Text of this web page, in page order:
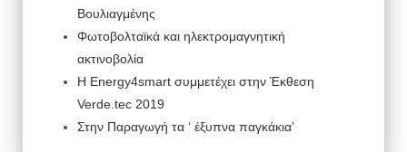
Βουλιαγμένης
Φωτοβολταϊκά και ηλεκτρομαγνητική
ακτινοβολία
H Energy4smart συμμετέχει στην Έκθεση
Verde.tec 2019
Στην Παραγωγή τα ‘ έξυπνα παγκάκια’